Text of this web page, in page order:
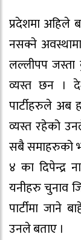
प्रदेशमा अहिले
नसक्ने
लल्लीपप
व्यस्त छन ।
पार्टीहरुले अब
व्यस्त रहेको
सबै समाहरुको
४ का दिपेन्द्र
यनीहरु चुनाव
पार्टीमा जाने
उनले बताए ।